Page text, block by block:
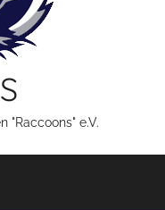
"Raccoons" e.V.